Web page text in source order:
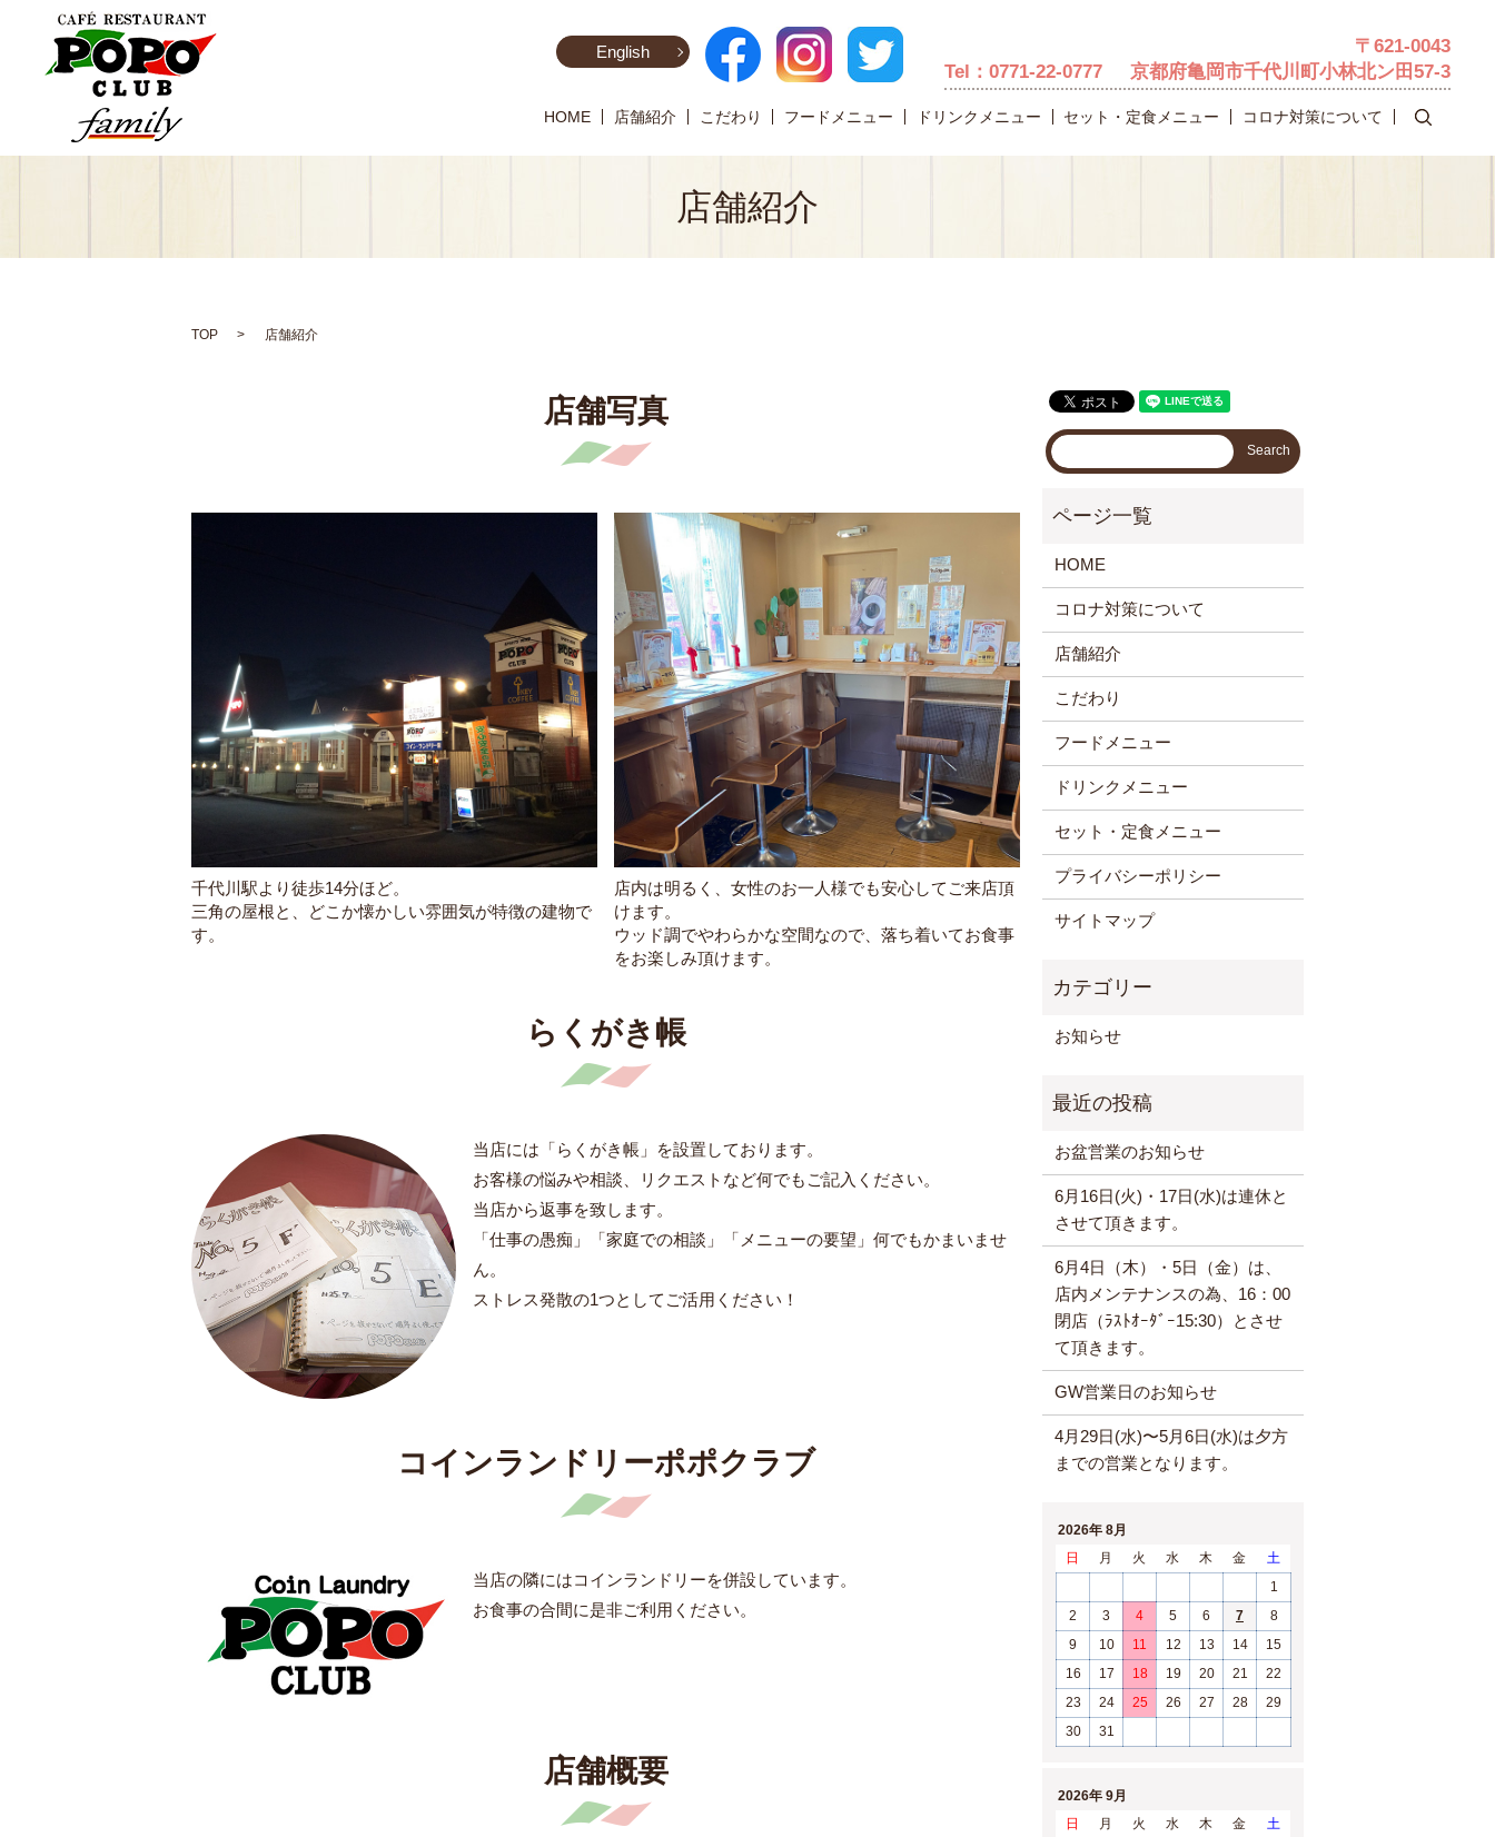
Tel： 0771-22-0777
〒621-0043
京都府亀岡市千代川町小林北ン田57-3
English
HOME 店舗紹介 こだわり フードメニュー ドリンクメニュー セット・定食メニュー コロナ対策について
店舗紹介
TOP 店舗紹介
店舗写真
千代川駅より徒歩14分ほど。
三角の屋根と、どこか懐かしい雰囲気が特徴の建物で
す。
店内は明るく、女性のお一人様でも安心してご来店頂
けます。
ウッド調でやわらかな空間なので、落ち着いてお食事
をお楽しみ頂けます。
らくがき帳
当店には「らくがき帳」を設置しております。
お客様の悩みや相談、リクエストなど何でもご記入ください。
当店から返事を致します。
「仕事の愚痴」「家庭での相談」「メニューの要望」何でもかまいませ
ん。
ストレス発散の1つとしてご活用ください！
コインランドリーポポクラブ
当店の隣にはコインランドリーを併設しています。
お食事の合間に是非ご利用ください。
店舗概要
HOME
コロナ対策について
店舗紹介
こだわり
フードメニュー
ドリンクメニュー
セット・定食メニュー
プライバシーポリシー
サイトマップ
お知らせ
お盆営業のお知らせ
6月16日(火)・17日(水)は連休と
させて頂きます。
6月4日（木）・5日（金）は、
店内メンテナンスの為、16：00
閉店（ﾗｽﾄｵｰﾀﾞｰ15:30）とさせ
て頂きます。
GW営業日のお知らせ
4月29日(水)〜5月6日(水)は夕方
までの営業となります。
2026年 8月
日
月 火 水 木 金
土
1
2
3 4 5 6 7
8
9
10 11 12 13 14
15
16
17 18 19 20 21
22
23
24 25 26 27 28
29
30
31
2026年 9月
日
月 火 水 木 金
土